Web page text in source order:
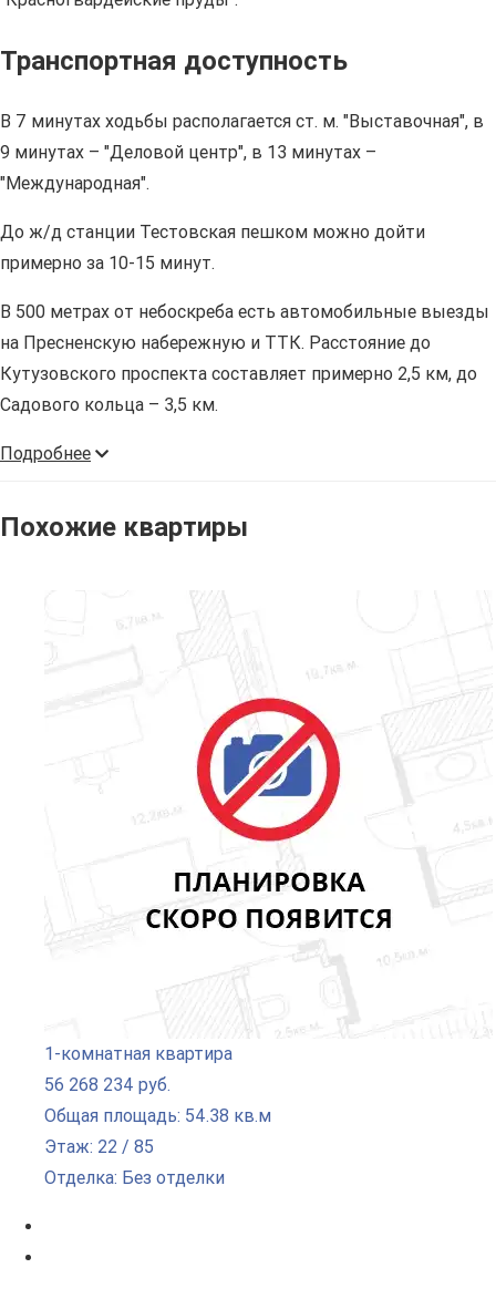
Транспортная доступность
В 7 минутах ходьбы располагается ст. м. "Выставочная", в
9 минутах – "Деловой центр", в 13 минутах –
"Международная".
До ж/д станции Тестовская пешком можно дойти
примерно за 10-15 минут.
В 500 метрах от небоскреба есть автомобильные выезды
на Пресненскую набережную и ТТК. Расстояние до
Кутузовского проспекта составляет примерно 2,5 км, до
Садового кольца – 3,5 км.
Подробнее
Похожие квартиры
1-комнатная квартира
56 268 234 руб.
Общая площадь: 54.38 кв.м
Этаж: 22 / 85
Отделка: Без отделки